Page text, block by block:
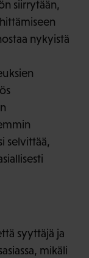
siirrytään,
nykyistä
selvittää,
syyttäjä ja
mikäli